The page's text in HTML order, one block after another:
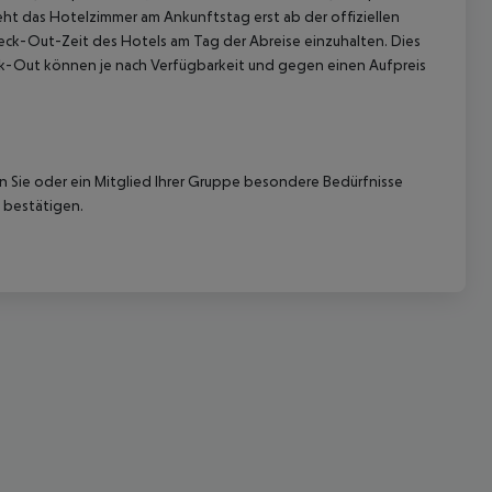
das Hotelzimmer am Ankunftstag erst ab der offiziellen
Out-Zeit des Hotels am Tag der Abreise einzuhalten. Dies
Out können je nach Verfügbarkeit und gegen einen Aufpreis
oder ein Mitglied Ihrer Gruppe besondere Bedürfnisse
bestätigen.
akzeptieren